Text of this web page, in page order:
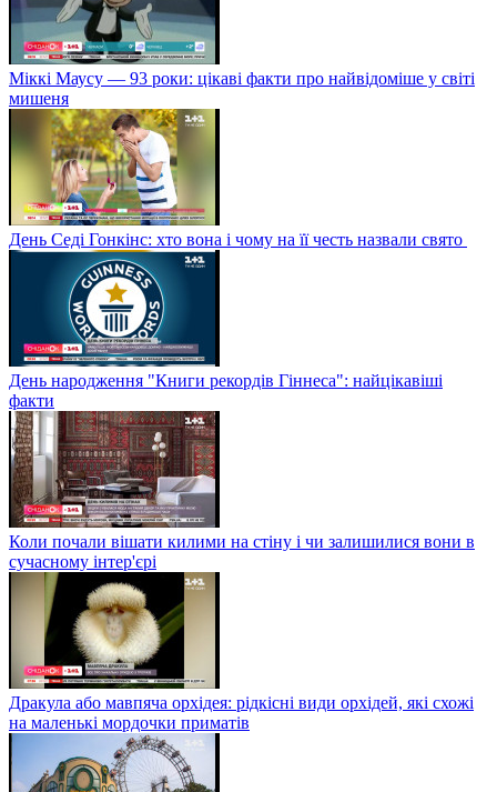
Міккі Маусу — 93 роки: цікаві факти про найвідоміше у світі
мишеня
День Седі Гонкінс: хто вона і чому на її честь назвали свято
День народження "Книги рекордів Гіннеса": найцікавіші
факти
Коли почали вішати килими на стіну і чи залишилися вони в
сучасному інтер'єрі
Дракула або мавпяча орхідея: рідкісні види орхідей, які схожі
на маленькі мордочки приматів